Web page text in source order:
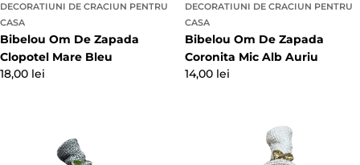
DECORATIUNI DE CRACIUN PENTRU
CASA
Bibelou Om De Zapada
Clopotel Mare Bleu
Preț
18,00 lei
DECORATIUNI DE CRACIUN PENTRU
CASA
Bibelou Om De Zapada
Coronita Mic Alb Auriu
Preț
14,00 lei